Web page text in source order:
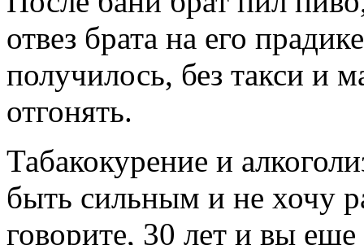
отвез брата на его
получилось, без такси и
отгонять.
Табакокурение и
быть сильным и не хочу
говорите, 30 лет и вы еще